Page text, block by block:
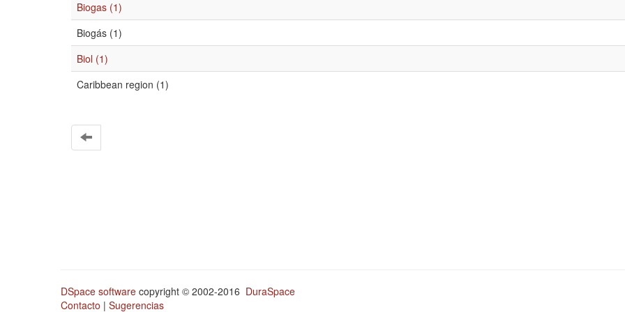
Biogas (1)
Biogás (1)
Biol (1)
Caribbean region (1)
DSpace software copyright © 2002-2016 DuraSpace
Contacto | Sugerencias